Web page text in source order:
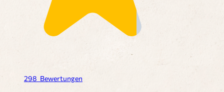
298 Bewertungen